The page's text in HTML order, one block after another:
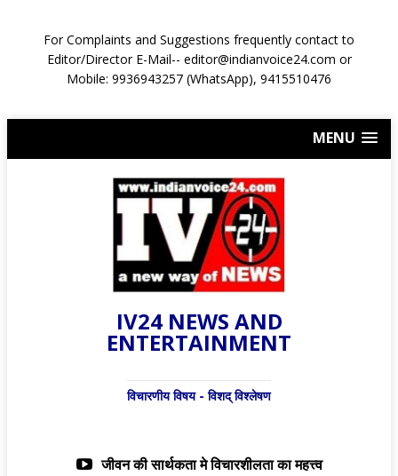
For Complaints and Suggestions frequently contact to
Editor/Director E-Mail-- editor@indianvoice24.com or
Mobile: 9936943257 (WhatsApp), 9415510476
MENU
IV24 NEWS AND
ENTERTAINMENT
विचारणीय विषय - विशद् विश्लेषण
जीवन की सार्थकता मे विचारशीलता का महत्त्व